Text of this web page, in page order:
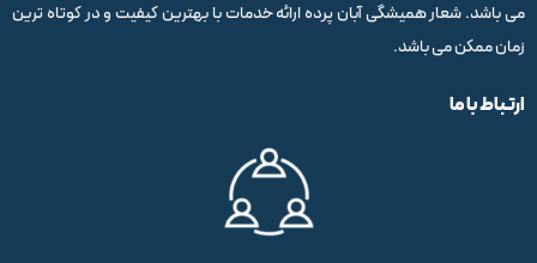
می باشد. شعار همیشگی آبان پرده ارائه خدمات با بهترین کیفیت و در کوتاه ترین
زمان ممکن می باشد.
ارتباط با ما